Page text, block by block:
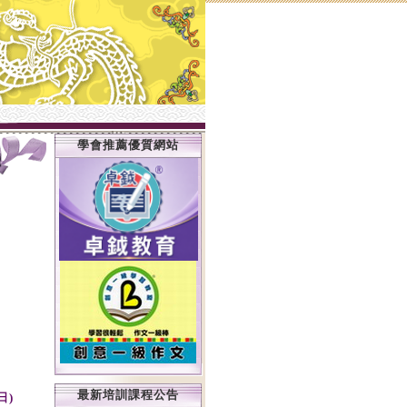
)
學會推薦優質網站
最新培訓課程公告